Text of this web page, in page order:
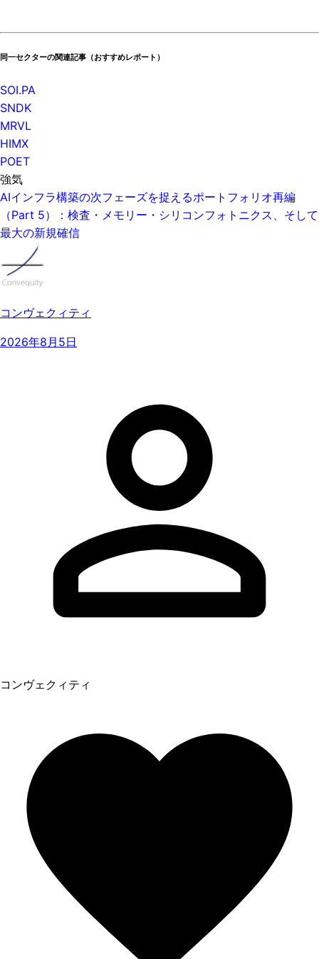
同一セクターの関連記事（おすすめレポート）
SOI.PA
SNDK
MRVL
HIMX
POET
強気
AIインフラ構築の次フェーズを捉えるポートフォリオ再編
（Part 5）：検査・メモリー・シリコンフォトニクス、そして
最大の新規確信
コンヴェクィティ
2026年8月5日
コンヴェクィティ